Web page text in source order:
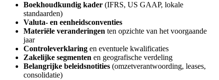
Boekhoudkundig kader (IFRS, US GAAP, lokale
standaarden)
Valuta- en eenheidsconventies
Materiële veranderingen ten opzichte van het voorgaande
jaar
Controleverklaring en eventuele kwalificaties
Zakelijke segmenten en geografische verdeling
Belangrijke beleidsnotities (omzetverantwoording, leases,
consolidatie)